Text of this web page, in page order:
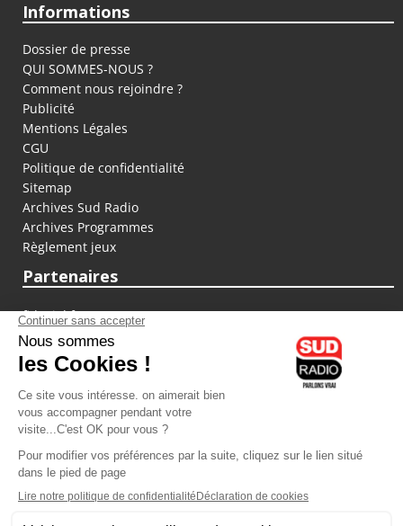
Informations
Dossier de presse
QUI SOMMES-NOUS ?
Comment nous rejoindre ?
Publicité
Mentions Légales
CGU
Politique de confidentialité
Sitemap
Archives Sud Radio
Archives Programmes
Règlement jeux
Partenaires
fiducial.fr
lyoncapitale.fr
olympique-et-lyonnais.com
L'application Iphone / Android
Téléchargez l'application
Les cookies